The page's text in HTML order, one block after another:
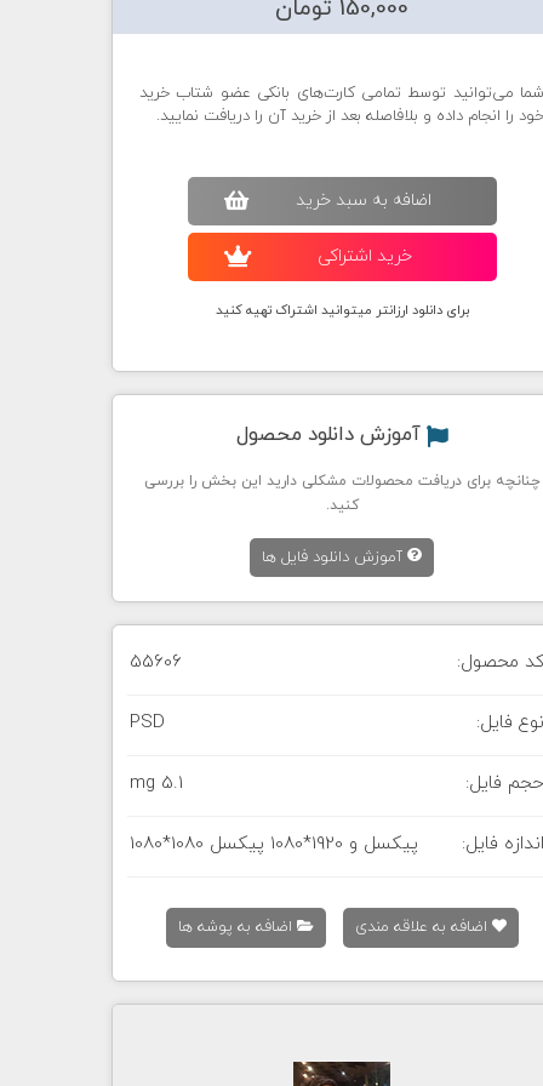
150,000 تومان
شما می‌توانید توسط تمامی کارت‌های بانکی عضو شتاب خرید
خود را انجام داده و بلافاصله بعد از خرید آن را دریافت نمایید.
اضافه به سبد خريد
خريد اشتراکی
برای دانلود ارزانتر میتوانید اشتراک تهیه کنید
آموزش دانلود محصول
چنانچه برای دریافت محصولات مشکلی دارید این بخش را بررسی
کنید.
آموزش دانلود فایل ها
کد محصول: 55606
نوع فایل: PSD
حجم فایل: 5.1 mg
اندازه فایل: 1080*1080 پیکسل و 1920*1080 پیکسل
اضافه به علاقه مندی اضافه به پوشه ها